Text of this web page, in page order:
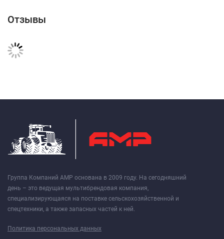
Отзывы
Группа Компаний АМР основана в 2009 году. На сегодняшний
день – это ведущая мультибрендовая компания,
специализирующаяся на поставке сельскохозяйственной и
спецтехники, а также запасных частей к ней.
Политика персональных данных